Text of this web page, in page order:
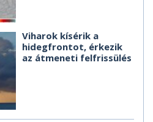
Viharok kísérik a
hidegfrontot, érkezik
az átmeneti felfrissülés